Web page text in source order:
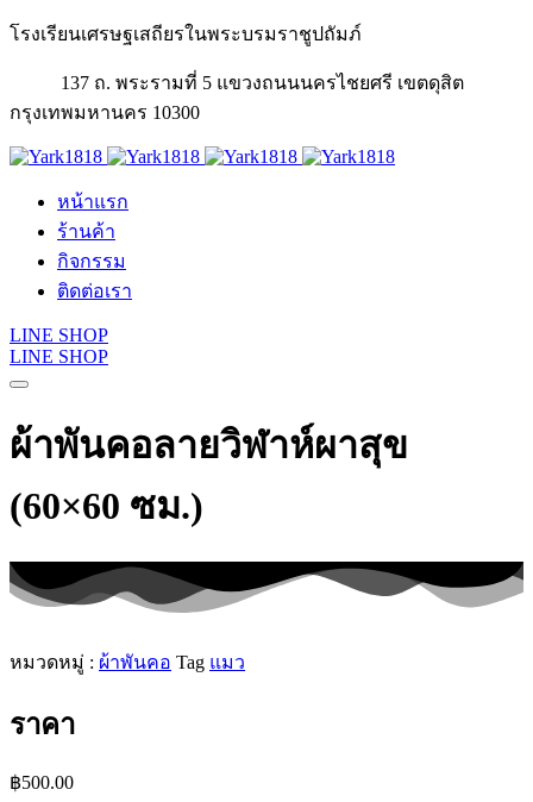
โรงเรียนเศรษฐเสถียรในพระบรมราชูปถัมภ์
137 ถ. พระรามที่ 5 แขวงถนนนครไชยศรี เขตดุสิต
กรุงเทพมหานคร 10300
หน้าแรก
ร้านค้า
กิจกรรม
ติดต่อเรา
LINE SHOP
LINE SHOP
ผ้าพันคอลายวิฬาห์ผาสุข
(60×60 ซม.)
หมวดหมู่ : ผ้าพันคอ Tag แมว
ราคา
฿500.00